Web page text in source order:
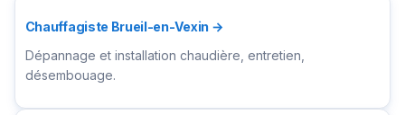
Chauffagiste Brueil-en-Vexin →
Dépannage et installation chaudière, entretien,
désembouage.